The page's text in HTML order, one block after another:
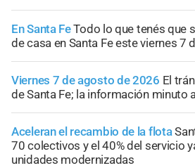
En Santa FeTodo lo que tenés que
de casa en Santa Fe este viernes 7
Viernes 7 de agosto de 2026 El
de Santa Fe; la información minuto
Aceleran el recambio de la flota
70 colectivos y el 40% del servicio
unidades modernizadas